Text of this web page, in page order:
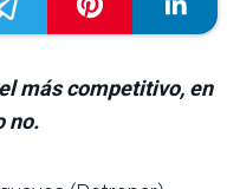
más competitivo, en
no.